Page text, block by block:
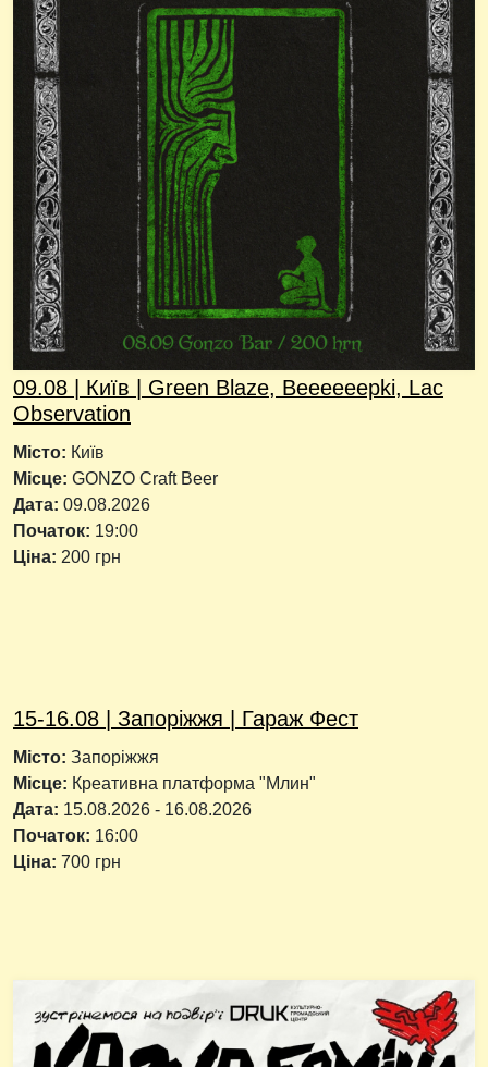
09.08 | Київ | Green Blaze, Beeeeeepki, Lac
Observation
Місто: Київ
Місце: GONZO Craft Beer
Дата: 09.08.2026
Початок: 19:00
Ціна: 200 грн
15-16.08 | Запоріжжя | Гараж Фест
Місто: Запоріжжя
Місце: Креативна платформа "Млин"
Дата: 15.08.2026 - 16.08.2026
Початок: 16:00
Ціна: 700 грн